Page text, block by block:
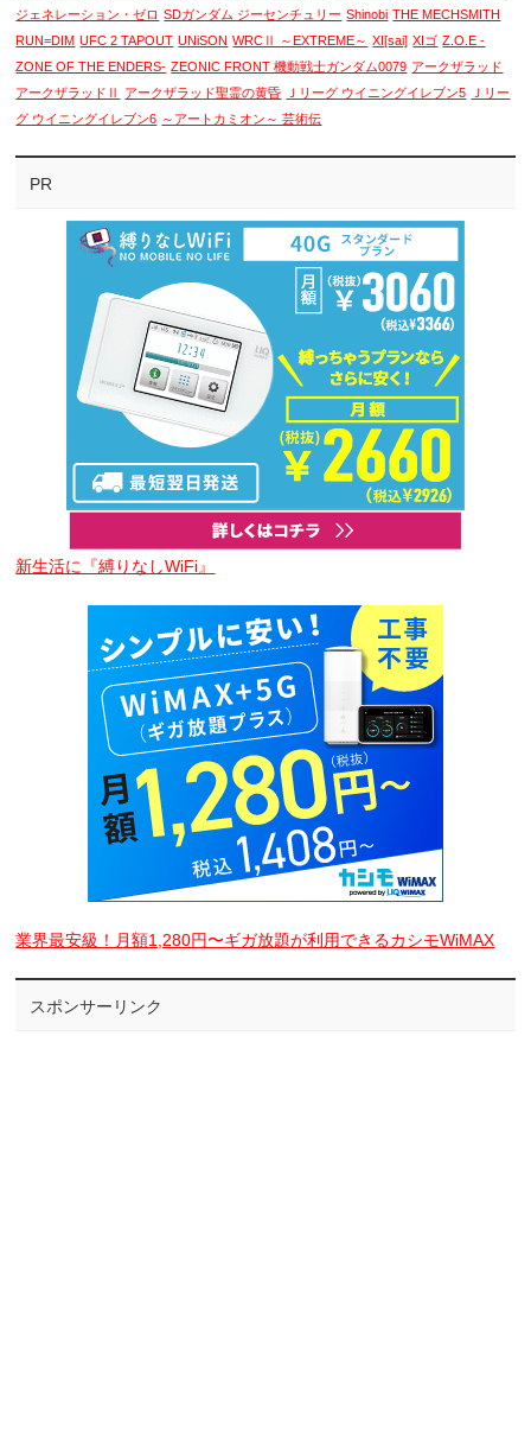
ジェネレーション・ゼロ SDガンダム ジーセンチュリー Shinobi THE MECHSMITH
RUN=DIM UFC 2 TAPOUT UNiSON WRCⅡ ～EXTREME～ XI[sai] XIゴ Z.O.E -
ZONE OF THE ENDERS- ZEONIC FRONT 機動戦士ガンダム0079 アークザラッド
アークザラッドⅡ
アークザラッド聖霊の黄昏 Ｊリーグ ウイニングイレブン5
Ｊリー
グ ウイニングイレブン6 ～アートカミオン～ 芸術伝
PR
新生活に『縛りなしWiFi』
業界最安級！月額1,280円〜ギガ放題が利用できるカシモWiMAX
スポンサーリンク